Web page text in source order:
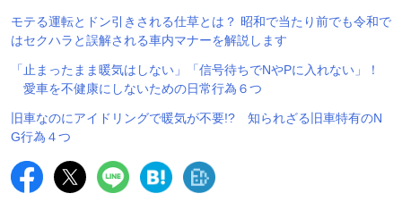
モテる運転とドン引きされる仕草とは？ 昭和で当たり前でも令和で
はセクハラと誤解される車内マナーを解説します
「止まったまま暖気はしない」「信号待ちでNやPに入れない」！
愛車を不健康にしないための日常行為６つ
旧車なのにアイドリングで暖気が不要!? 知られざる旧車特有のN
G行為４つ